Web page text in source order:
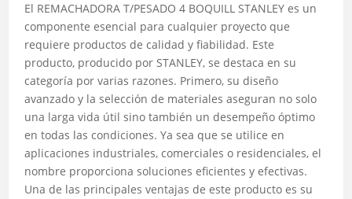
El REMACHADORA T/PESADO 4 BOQUILL STANLEY es un
componente esencial para cualquier proyecto que
requiere productos de calidad y fiabilidad. Este
producto, producido por STANLEY, se destaca en su
categoría por varias razones. Primero, su diseño
avanzado y la selección de materiales aseguran no solo
una larga vida útil sino también un desempeño óptimo
en todas las condiciones. Ya sea que se utilice en
aplicaciones industriales, comerciales o residenciales, el
nombre proporciona soluciones eficientes y efectivas.
Una de las principales ventajas de este producto es su